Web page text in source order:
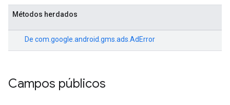
Métodos herdados
De com.google.android.gms.ads.AdError
Campos públicos